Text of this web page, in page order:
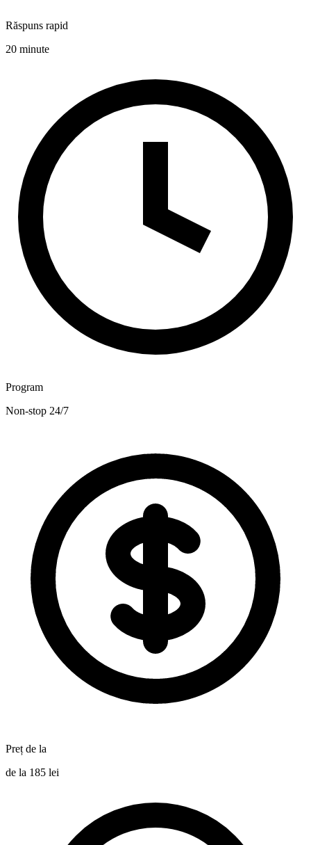
Răspuns rapid
20 minute
Program
Non-stop 24/7
Preț de la
de la 185 lei